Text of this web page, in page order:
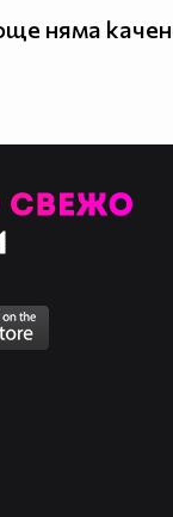
няма